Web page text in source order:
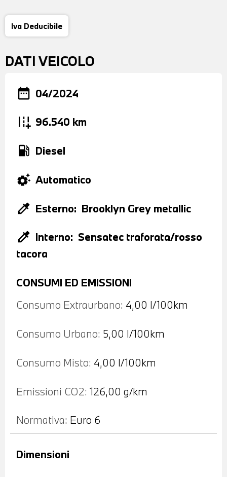
Iva Deducibile
DATI VEICOLO
date_range 04/2024
add_road 96.540 km
local_gas_station Diesel
settings_suggest Automatico
colorize Esterno: Brooklyn Grey metallic
colorize Interno: Sensatec traforata/rosso
tacora
CONSUMI ED EMISSIONI
Consumo Extraurbano: 4,00 l/100km
Consumo Urbano: 5,00 l/100km
Consumo Misto: 4,00 l/100km
Emissioni CO2: 126,00 g/km
Normativa: Euro 6
Dimensioni